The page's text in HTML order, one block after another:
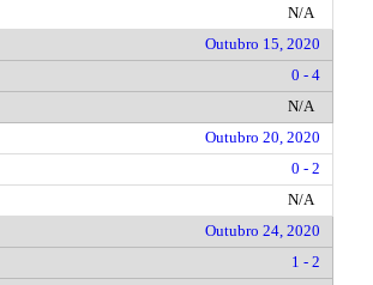
N/A
Outubro 15, 2020
0 - 4
N/A
Outubro 20, 2020
0 - 2
N/A
Outubro 24, 2020
1 - 2